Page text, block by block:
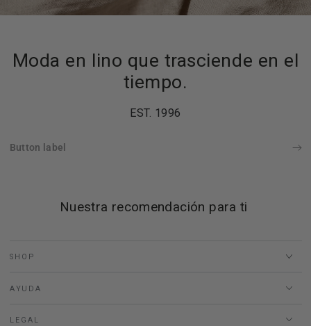
Moda en lino que trasciende en el
tiempo.
EST. 1996
Button label
Nuestra recomendación para ti
SHOP
AYUDA
LEGAL